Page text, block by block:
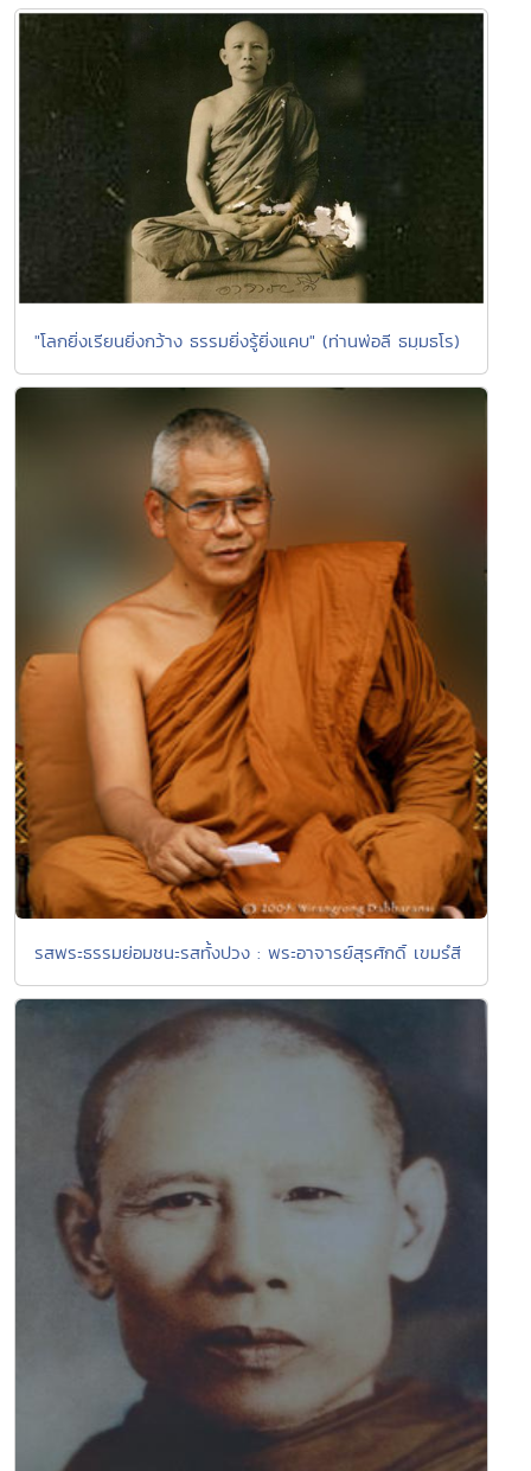
"โลกยิ่งเรียนยิ่งกว้าง ธรรมยิ่งรู้ยิ่งแคบ" (ท่านพ่อลี ธมฺมธโร)
รสพระธรรมย่อมชนะรสทั้งปวง : พระอาจารย์สุรศักดิ์ เขมรํสี